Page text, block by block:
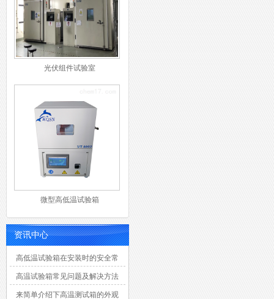
光伏组件试验室
微型高低温试验箱
资讯中心
高低温试验箱在安装时的安全常
识有那八大点？
高温试验箱常见问题及解决方法
来简单介绍下高温测试箱的外观